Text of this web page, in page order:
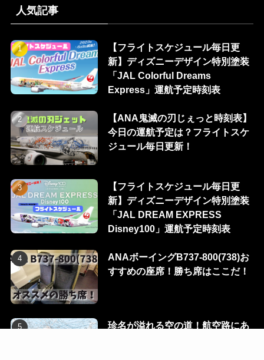
人気記事
【フライトスケジュール毎日更
新】ディズニーデザイン特別塗装
「JAL Colorful Dreams
Express」運航予定時刻表
【ANA鬼滅の刃じぇっと時刻表】
今日の運航予定は？フライトスケ
ジュール毎日更新！
【フライトスケジュール毎日更
新】ディズニーデザイン特別塗装
「JAL DREAM EXPRESS
Disney100」運航予定時刻表
ANAボーイングB737-800(738)お
すすめの座席！勝ち席はここだ！
珍名が溢れる空の道！航空路にあ